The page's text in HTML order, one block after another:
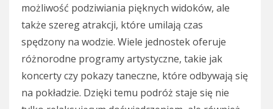
możliwość podziwiania pięknych widoków, ale
także szereg atrakcji, które umilają czas
spędzony na wodzie. Wiele jednostek oferuje
różnorodne programy artystyczne, takie jak
koncerty czy pokazy taneczne, które odbywają się
na pokładzie. Dzięki temu podróż staje się nie